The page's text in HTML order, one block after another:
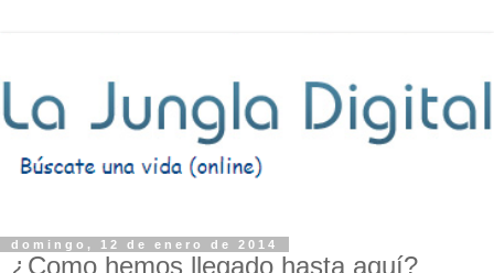
domingo, 12 de enero de 2014
¿Como hemos llegado hasta aquí?